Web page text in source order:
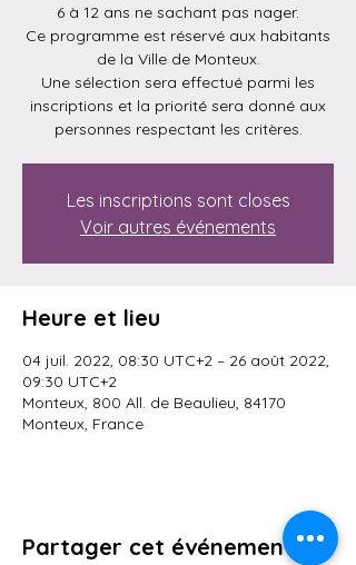
6 à 12 ans ne sachant pas nager.
Ce programme est réservé aux habitants
de la Ville de Monteux.
Une sélection sera effectué parmi les
inscriptions et la priorité sera donné aux
personnes respectant les critères.
Les inscriptions sont closes
Voir autres événements
Heure et lieu
04 juil. 2022, 08:30 UTC+2 – 26 août 2022,
09:30 UTC+2
Monteux, 800 All. de Beaulieu, 84170
Monteux, France
Partager cet événement